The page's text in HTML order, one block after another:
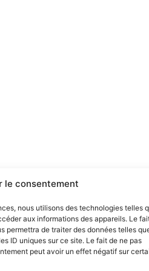
le consentement
nous utilisons des technologies telles
aux informations des appareils. Le
permettra de traiter des données telles
ID uniques sur ce site. Le fait de ne pas
peut avoir un effet négatif sur